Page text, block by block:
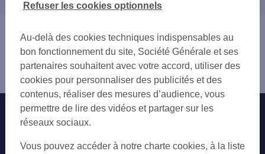
03 ALLIER
36 INDRE
41 LOIR-ET-CHER
45 LOIRET
58 NIÈVRE
Entreprise
Cher
Nos engagements Nous contacter
Autres sites SG
Au-delà des cookies techniques indispensables au
bon fonctionnement du site, Société Générale et ses
partenaires souhaitent avec votre accord, utiliser des
cookies pour personnaliser des publicités et des
contenus, réaliser des mesures d’audience, vous
permettre de lire des vidéos et partager sur les
réseaux sociaux.
Vous pouvez accéder à notre charte cookies, à la liste
Refuser les cookies optionnels